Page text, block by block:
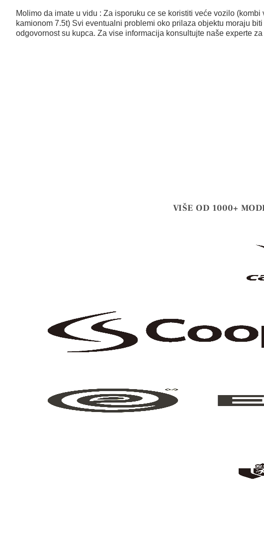
Molimo da imate u vidu : Za isporuku ce se koristiti veće vozilo (kombi
kamionom 7.5t) Svi eventualni problemi oko prilaza objektu moraju
odgovornost su kupca. Za vise informacija konsultujte naše experte za
VIŠE OD 1000+